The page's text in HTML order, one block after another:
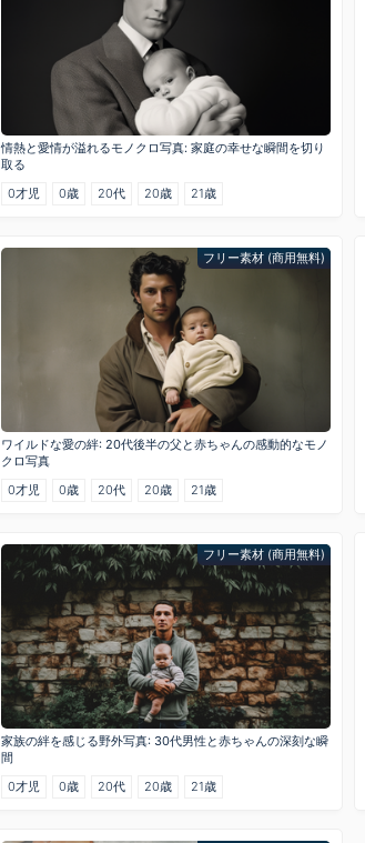
情熱と愛情が溢れるモノクロ写真: 家庭の幸せな瞬間を切り
取る
0才児
0歳 20代 20歳 21歳
フリー素材 (商用無料)
ワイルドな愛の絆: 20代後半の父と赤ちゃんの感動的なモノ
クロ写真
0才児
0歳 20代 20歳 21歳
フリー素材 (商用無料)
家族の絆を感じる野外写真: 30代男性と赤ちゃんの深刻な瞬
間
0才児
0歳 20代 20歳 21歳